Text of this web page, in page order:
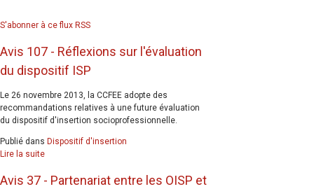
S'abonner à ce flux RSS
Avis 107 - Réflexions sur l'évaluation
du dispositif ISP
Le 26 novembre 2013, la CCFEE adopte des
recommandations relatives à une future évaluation
du dispositif d'insertion socioprofessionnelle.
Publié dans Dispositif d'insertion
Lire la suite
Avis 37 - Partenariat entre les OISP et